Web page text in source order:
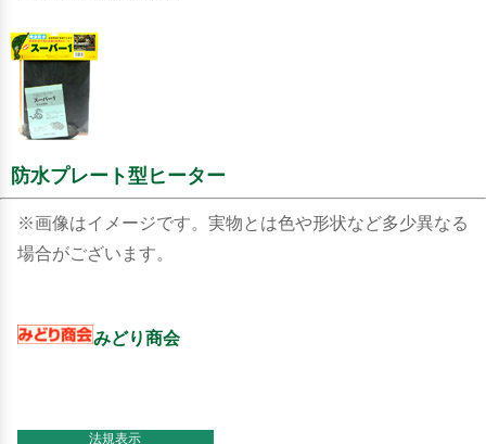
防水プレート型ヒーター
※画像はイメージです。実物とは色や形状など多少異なる
場合がございます。
みどり商会
法規表示